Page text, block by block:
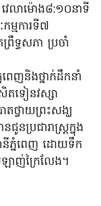
េលាម៉ោង៨:១០នាទី
មការទី៧
រឹទ្ធសភា ប្រចាំ
េញនិងថ្នាក់ដឹកនាំ
តទៀនវស្សា
ថ្វាយព្រះសង្ឃ
នប្រជារាស្ត្រក្នុង
នីភ្នំពេញ ដោយទឹក
ឡាញ់ក្រៃលែង។